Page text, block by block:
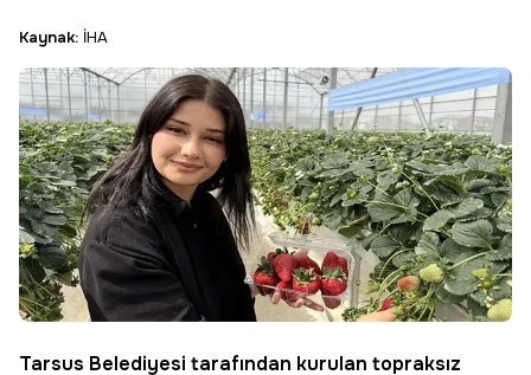
Kaynak: İHA
Tarsus Belediyesi tarafından kurulan topraksız